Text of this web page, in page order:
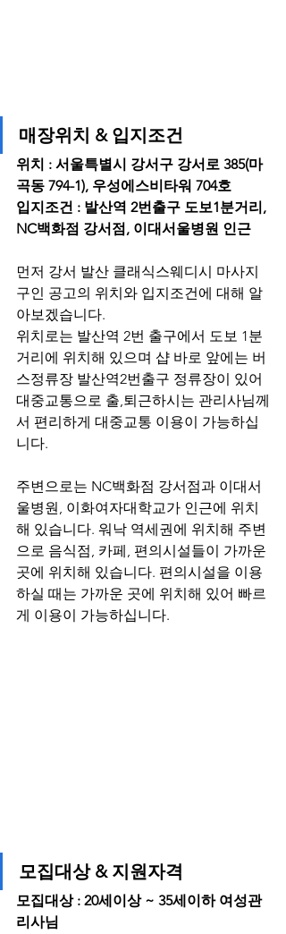
매장위치 & 입지조건
위치 : 서울특별시 강서구 강서로 385(마
곡동 794-1), 우성에스비타워 704호
입지조건 : 발산역 2번출구 도보1분거리,
NC백화점 강서점, 이대서울병원 인근
먼저 강서 발산 클래식스웨디시 마사지
구인 공고의 위치와 입지조건에 대해 알
아보겠습니다.
위치로는 발산역 2번 출구에서 도보 1분
거리에 위치해 있으며 샵 바로 앞에는 버
스정류장 발산역2번출구 정류장이 있어
대중교통으로 출,퇴근하시는 관리사님께
서 편리하게 대중교통 이용이 가능하십
니다.
주변으로는 NC백화점 강서점과 이대서
울병원, 이화여자대학교가 인근에 위치
해 있습니다. 워낙 역세권에 위치해 주변
으로 음식점, 카페, 편의시설들이 가까운
곳에 위치해 있습니다. 편의시설을 이용
하실 때는 가까운 곳에 위치해 있어 빠르
게 이용이 가능하십니다.
모집대상 & 지원자격
모집대상 : 20세이상 ~ 35세이하 여성관
리사님